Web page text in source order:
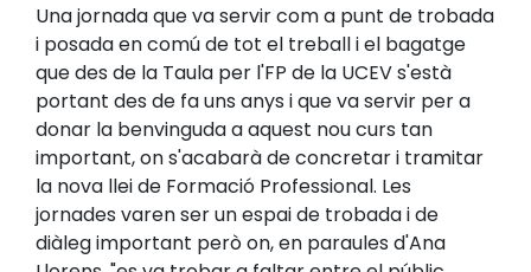
Una jornada que va servir com a punt de trobada
i posada en comú de tot el treball i el bagatge
que des de la Taula per l'FP de la UCEV s'està
portant des de fa uns anys i que va servir per a
donar la benvinguda a aquest nou curs tan
important, on s'acabarà de concretar i tramitar
la nova llei de Formació Professional. Les
jornades varen ser un espai de trobada i de
diàleg important però on, en paraules d'Ana